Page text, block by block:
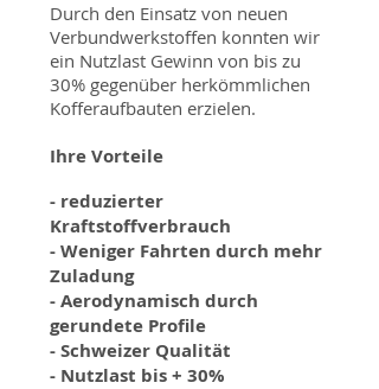
Durch den Einsatz von neuen
Verbundwerkstoffen konnten wir
ein Nutzlast Gewinn von bis zu
30% gegenüber herkömmlichen
Kofferaufbauten erzielen.
Ihre Vorteile
- reduzierter
Kraftstoffverbrauch
- Weniger Fahrten durch mehr
Zuladung
- Aerodynamisch durch
gerundete Profile
- Schweizer Qualität
- Nutzlast bis + 30%